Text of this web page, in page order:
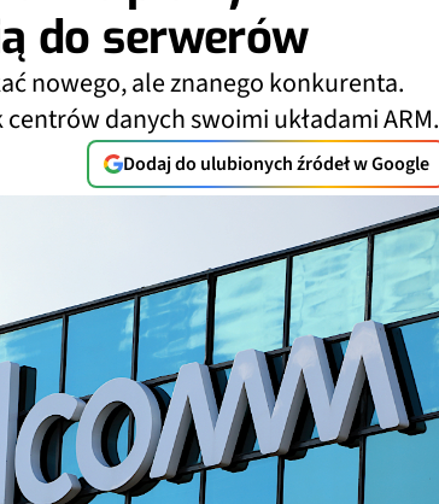
do serwerów
nowego, ale znanego konkurenta.
danych swoimi układami ARM.
Dodaj do ulubionych źródeł w Google